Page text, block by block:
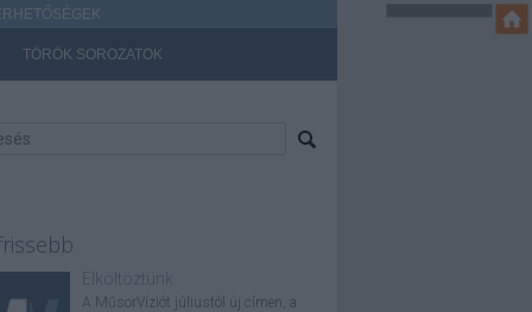
TÖRÖK SOROZATOK
Elköltöztünk
A MűsorVíziót júliustól új címen, a